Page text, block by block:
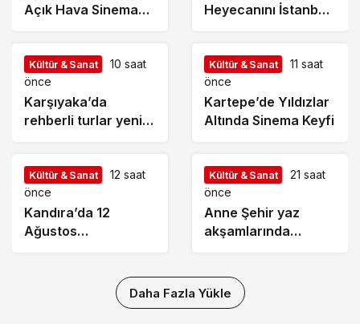
Açık Hava Sinema
Heyecanını İstanbul
Kültür & Sanat
10 saat
önce
Karşıyaka’da
rehberli turlar yeni
Adımlarıyla
Karşıyaka”
Kültür & Sanat
11 saat
önce
Kartepe’de Yıldızlar
Altında Sinema Keyfi
Kültür & Sanat
12 saat
önce
Kandıra’da 12
Ağustos
Kültür & Sanat
21 saat
önce
Anne Şehir yaz
akşamlarında
Daha Fazla Yükle